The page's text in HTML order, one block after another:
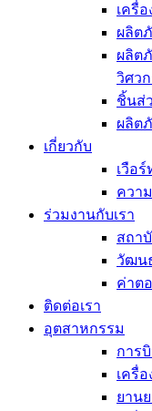
เครื่
ผลิต
ผลิต
วิศว
ชิ้นส่
ผลิต
เกี่ยวกับ
เวือ
ควา
ร่วมงานกับเรา
สถา
วัฒน
ค่าต
ติดต่อเรา
อุตสาหกรรม
การ
เครื่
ยาน